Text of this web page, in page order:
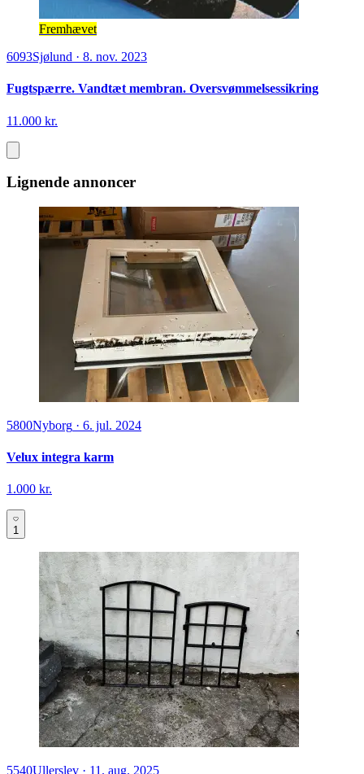
Fremhævet
6093Sjølund · 8. nov. 2023
Fugtspærre. Vandtæt membran. Oversvømmelsessikring
11.000 kr.
Lignende annoncer
5800Nyborg · 6. jul. 2024
Velux integra karm
1.000 kr.
1
5540Ullerslev · 11. aug. 2025